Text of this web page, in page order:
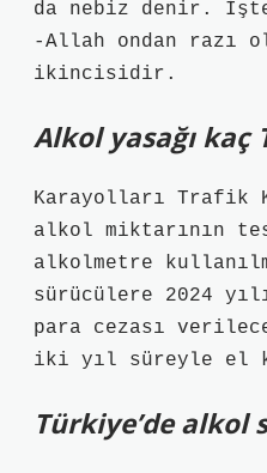
da nebiz denir. İşte
-Allah ondan razı
ikincisidir.
Alkol yasağı kaç
Karayolları Trafik
alkol miktarının
alkolmetre
sürücülere 2024
para cezası
iki yıl süreyle el
Türkiye’de alkol